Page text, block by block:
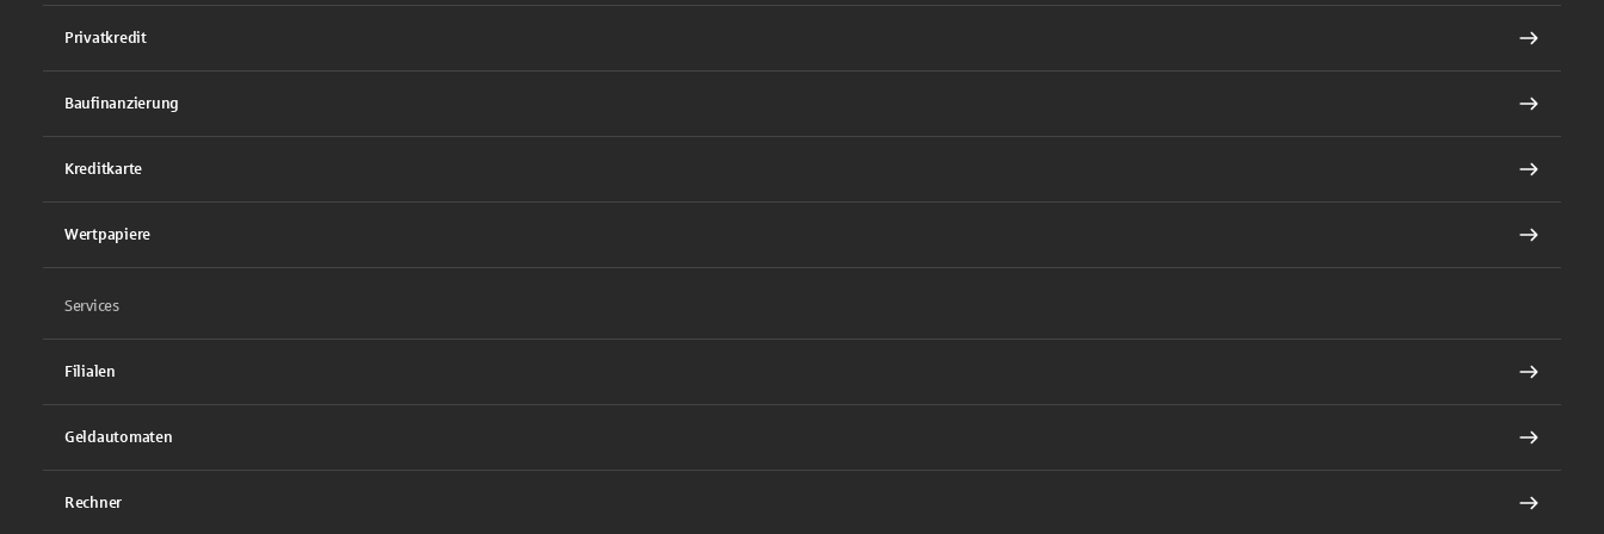
Privatkredit
Baufinanzierung
Kreditkarte
Wertpapiere
Services
Filialen
Geldautomaten
Rechner